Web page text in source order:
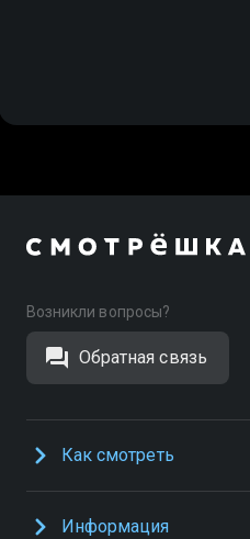
Возникли вопросы?
Обратная связь
Как смотреть
Информация